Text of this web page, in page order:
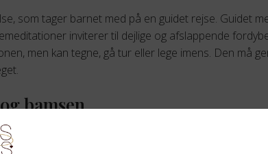
som tager barnet med på en guidet rejse. Guidet
inviterer til dejlige og afslappende
men kan tegne, gå tur eller lege imens. Den må
bamsen
derfor gør det nemt og rart for dit barn at